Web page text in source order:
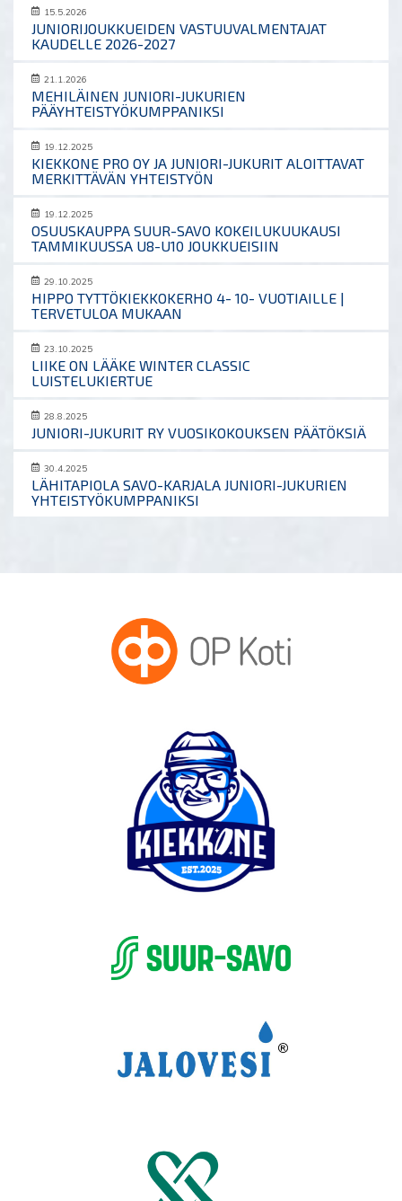
15.5.2026
JUNIORIJOUKKUEIDEN VASTUUVALMENTAJAT
KAUDELLE 2026-2027
21.1.2026
MEHILÄINEN JUNIORI-JUKURIEN
PÄÄYHTEISTYÖKUMPPANIKSI
19.12.2025
KIEKKONE PRO OY JA JUNIORI-JUKURIT ALOITTAVAT
MERKITTÄVÄN YHTEISTYÖN
19.12.2025
OSUUSKAUPPA SUUR-SAVO KOKEILUKUUKAUSI
TAMMIKUUSSA U8-U10 JOUKKUEISIIN
29.10.2025
HIPPO TYTTÖKIEKKOKERHO 4- 10- VUOTIAILLE |
TERVETULOA MUKAAN
23.10.2025
LIIKE ON LÄÄKE WINTER CLASSIC
LUISTELUKIERTUE
28.8.2025
JUNIORI-JUKURIT RY VUOSIKOKOUKSEN PÄÄTÖKSIÄ
30.4.2025
LÄHITAPIOLA SAVO-KARJALA JUNIORI-JUKURIEN
YHTEISTYÖKUMPPANIKSI